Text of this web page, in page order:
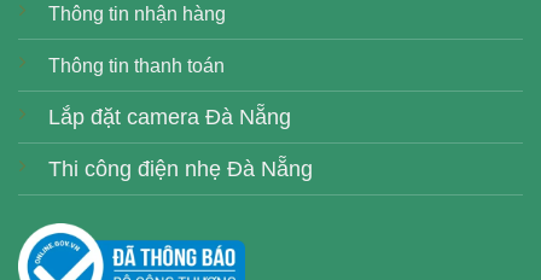
Thông tin nhận hàng
Thông tin thanh toán
Lắp đặt camera Đà Nẵng
Thi công điện nhẹ Đà Nẵng